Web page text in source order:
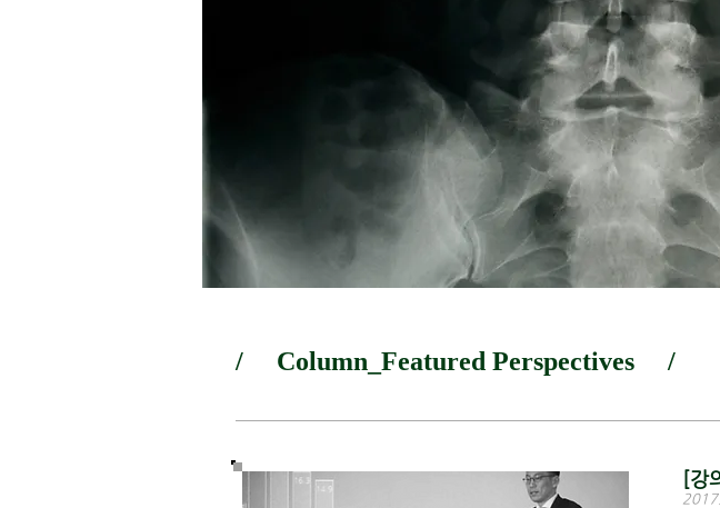
/ Column_Featured Perspectives /
[강